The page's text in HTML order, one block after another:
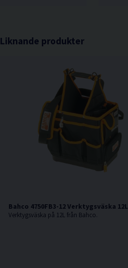
Liknande produkter
Bahco 4750FB3-12 Verktygsväska 12L
Verktygsväska på 12L från Bahco.